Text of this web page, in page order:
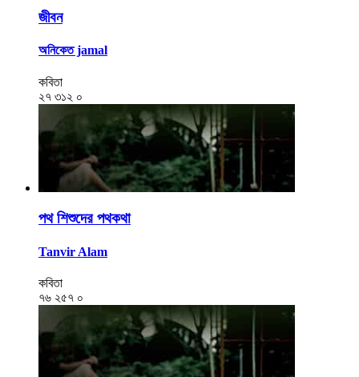
জীবন
অনিকেত jamal
কবিতা
২৭ ৩১২ ০
পথ শিশুদের পথকথা
Tanvir Alam
কবিতা
৭৬ ২৫৭ ০